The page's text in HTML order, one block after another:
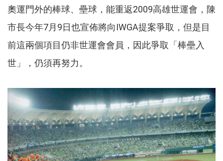
奧運門外的棒球、壘球，能重返2009高雄世運會，陳
市長今年7月9日也宣佈將向IWGA提案爭取，但是目
前這兩個項目仍非世運會會員，因此爭取「棒壘入
世」，仍須再努力。